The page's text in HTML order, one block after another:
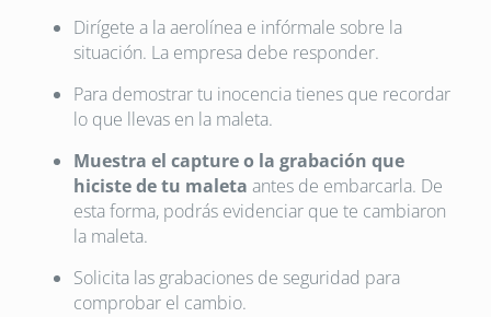
Dirígete a la aerolínea e infórmale sobre la
situación. La empresa debe responder.
Para demostrar tu inocencia tienes que recordar
lo que llevas en la maleta.
Muestra el capture o la grabación que
hiciste de tu maleta antes de embarcarla. De
esta forma, podrás evidenciar que te cambiaron
la maleta.
Solicita las grabaciones de seguridad para
comprobar el cambio.